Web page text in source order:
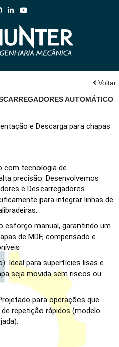
Voltar
AUTOMÁTICO
e Descarga para chapas
com tecnologia de
precisão. Desenvolvemos
e Descarregadores
para integrar linhas de
esforço manual, garantindo um
de MDF, compensado e
Ideal para superfícies lisas e
seja movida sem riscos ou
para operações que
repetição rápidos (modelo